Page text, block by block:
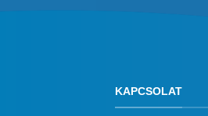
KAPCSOLAT